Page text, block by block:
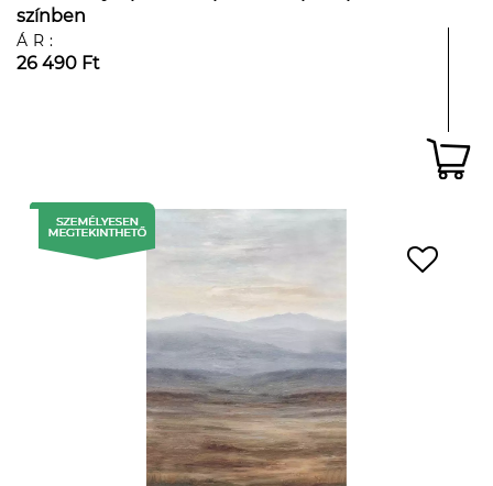
színben
ÁR:
26 490 Ft